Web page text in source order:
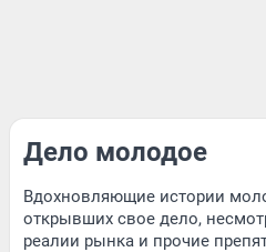
Дело молодое
Вдохновляющие истории
открывших свое дело,
реалии рынка и прочие